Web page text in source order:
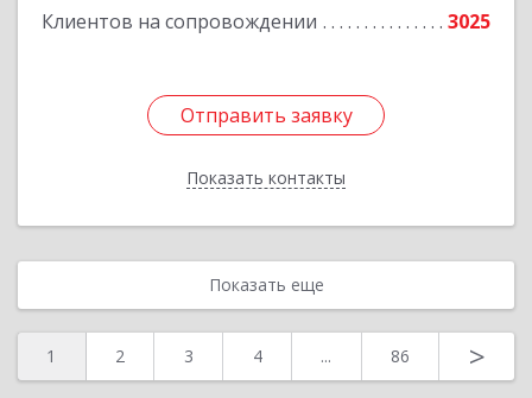
Клиентов на сопровождении 3025
Отправить заявку
Показать контакты
Подробнее
Отправить заявку
Назад
Показать еще
1 2 3 4 ... 86 >